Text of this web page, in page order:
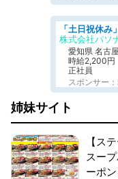
株式会社パソ
愛知県 名古
時給2,200円
正社員
スポンサー
姉妹サイト
【ス
スー
ーポ